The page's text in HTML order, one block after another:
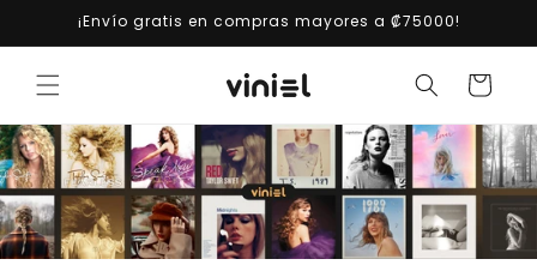
directamente
al contenido
¡Envío gratis en compras mayores a ₡75000!
Carrito